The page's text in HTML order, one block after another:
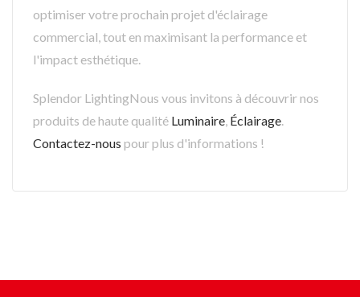
optimiser votre prochain projet d'éclairage
commercial, tout en maximisant la performance et
l'impact esthétique.
Splendor LightingNous vous invitons à découvrir nos
produits de haute qualité Luminaire Éclairage
Contactez-nous pour plus d'informations !